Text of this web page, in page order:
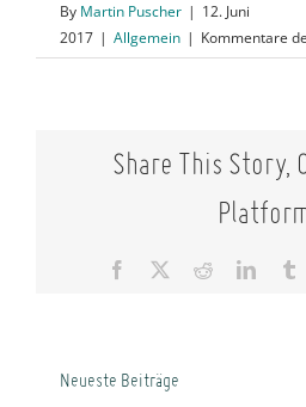
By Martin Puscher | 12. Juni
2017 | Allgemein | Kommentare
Share This Story,
Facebook Reddit
Neueste Beiträge